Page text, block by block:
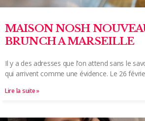
MAISON NOSH
BRUNCH A MARSEILLE
Il y a des adresses que l’on attend sans le
qui arrivent comme une évidence. Le 26
Lire la suite »